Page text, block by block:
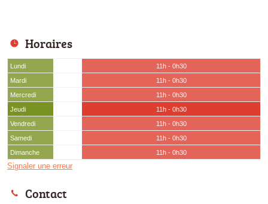
Horaires
Lundi
11h - 0h30
Mardi
11h - 0h30
Mercredi
11h - 0h30
Jeudi
11h - 0h30
Vendredi
11h - 0h30
Samedi
11h - 0h30
Dimanche
11h - 0h30
Signaler une erreur
Contact